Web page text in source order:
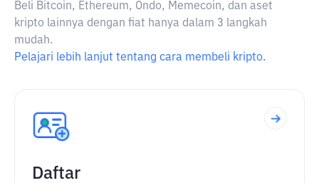
Beli Bitcoin, Ethereum, Ondo, Memecoin, dan aset
kripto lainnya dengan fiat hanya dalam 3 langkah
mudah.
Pelajari lebih lanjut tentang cara membeli kripto.
Daftar